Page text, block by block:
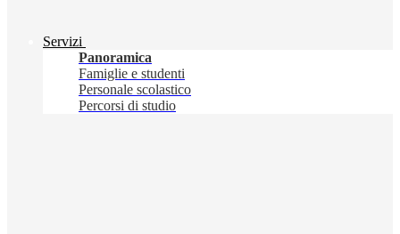
Servizi
Panoramica
Famiglie e studenti
Personale scolastico
Percorsi di studio